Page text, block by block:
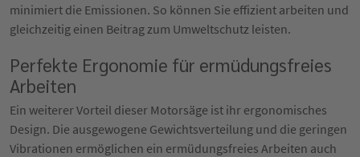
minimiert die Emissionen. So können Sie effizient arbeiten und
gleichzeitig einen Beitrag zum Umweltschutz leisten.
Perfekte Ergonomie für ermüdungsfreies
Arbeiten
Ein weiterer Vorteil dieser Motorsäge ist ihr ergonomisches
Design. Die ausgewogene Gewichtsverteilung und die geringen
Vibrationen ermöglichen ein ermüdungsfreies Arbeiten auch